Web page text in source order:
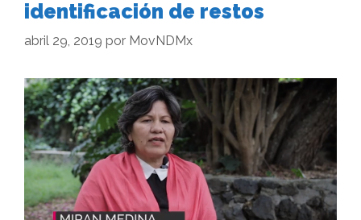
identificación de restos
abril 29, 2019 por MovNDMx